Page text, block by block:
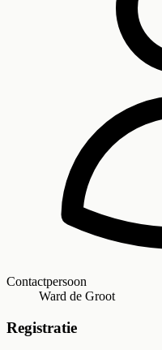
Contactpersoon
Ward de Groot
Registratie